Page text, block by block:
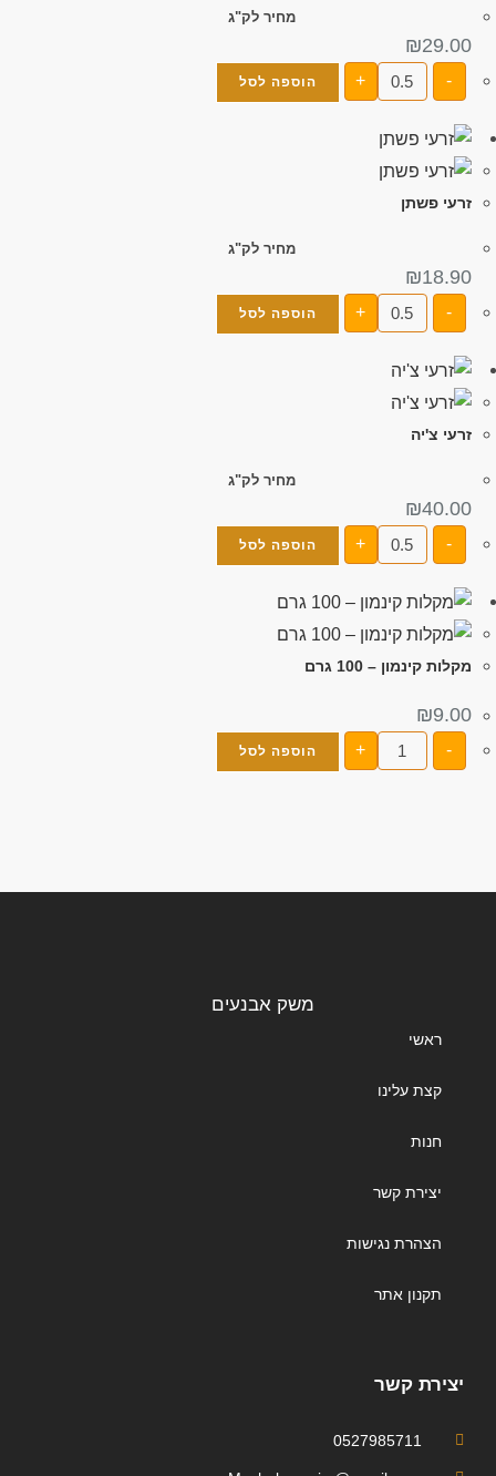
מחיר לק"ג
₪29.00
-
+ הוספה לסל
זרעי פשתן
מחיר לק"ג
₪18.90
-
+ הוספה לסל
זרעי צ'יה
מחיר לק"ג
₪40.00
-
+ הוספה לסל
מקלות קינמון – 100 גרם
₪9.00
-
+ הוספה לסל
משק אבנעים
ראשי
קצת עלינו
חנות
יצירת קשר
הצהרת נגישות
תקנון אתר
יצירת קשר
0527985711